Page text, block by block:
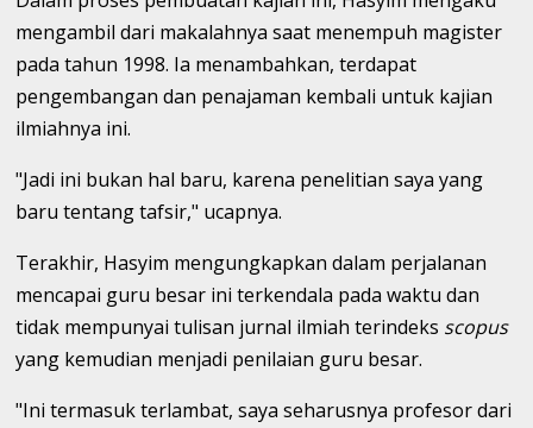
mengambil dari makalahnya saat menempuh magister
pada tahun 1998. Ia menambahkan, terdapat
pengembangan dan penajaman kembali untuk kajian
ilmiahnya ini.
"Jadi ini bukan hal baru, karena penelitian saya yang
baru tentang tafsir," ucapnya.
Terakhir, Hasyim mengungkapkan dalam perjalanan
mencapai guru besar ini terkendala pada waktu dan
tidak mempunyai tulisan jurnal ilmiah terindeks scopus
yang kemudian menjadi penilaian guru besar.
"Ini termasuk terlambat, saya seharusnya profesor dari